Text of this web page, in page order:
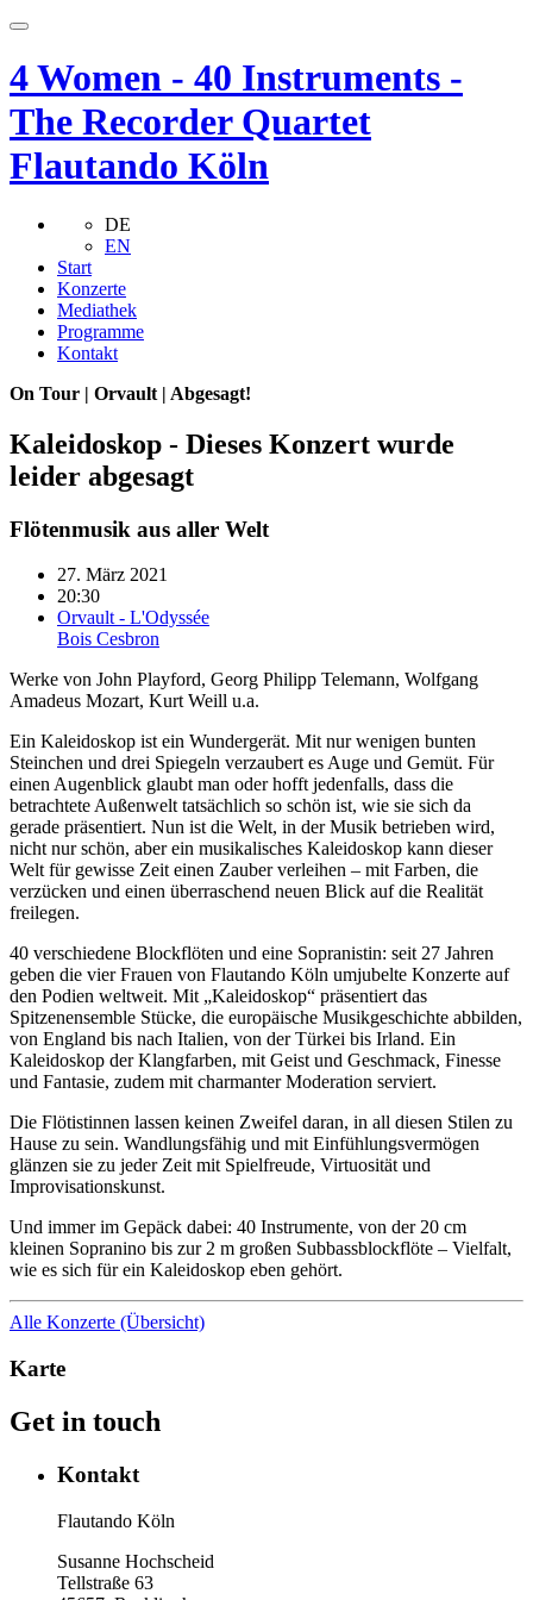
4 Women - 40 Instruments -
The Recorder Quartet
Flautando Köln
DE
EN
Start
Konzerte
Mediathek
Programme
Kontakt
On Tour | Orvault | Abgesagt!
Kaleidoskop - Dieses Konzert wurde
leider abgesagt
Flötenmusik aus aller Welt
27. März 2021
20:30
Orvault - L'Odyssée
Bois Cesbron
Werke von John Playford, Georg Philipp Telemann, Wolfgang
Amadeus Mozart, Kurt Weill u.a.
Ein Kaleidoskop ist ein Wundergerät. Mit nur wenigen bunten
Steinchen und drei Spiegeln verzaubert es Auge und Gemüt. Für
einen Augenblick glaubt man oder hofft jedenfalls, dass die
betrachtete Außenwelt tatsächlich so schön ist, wie sie sich da
gerade präsentiert. Nun ist die Welt, in der Musik betrieben wird,
nicht nur schön, aber ein musikalisches Kaleidoskop kann dieser
Welt für gewisse Zeit einen Zauber verleihen – mit Farben, die
verzücken und einen überraschend neuen Blick auf die Realität
freilegen.
40 verschiedene Blockflöten und eine Sopranistin: seit 27 Jahren
geben die vier Frauen von Flautando Köln umjubelte Konzerte auf
den Podien weltweit. Mit „Kaleidoskop“ präsentiert das
Spitzenensemble Stücke, die europäische Musikgeschichte abbilden,
von England bis nach Italien, von der Türkei bis Irland. Ein
Kaleidoskop der Klangfarben, mit Geist und Geschmack, Finesse
und Fantasie, zudem mit charmanter Moderation serviert.
Die Flötistinnen lassen keinen Zweifel daran, in all diesen Stilen zu
Hause zu sein. Wandlungsfähig und mit Einfühlungsvermögen
glänzen sie zu jeder Zeit mit Spielfreude, Virtuosität und
Improvisationskunst.
Und immer im Gepäck dabei: 40 Instrumente, von der 20 cm
kleinen Sopranino bis zur 2 m großen Subbassblockflöte – Vielfalt,
wie es sich für ein Kaleidoskop eben gehört.
Alle Konzerte (Übersicht)
Karte
Get in touch
Kontakt
Flautando Köln
Susanne Hochscheid
Tellstraße 63